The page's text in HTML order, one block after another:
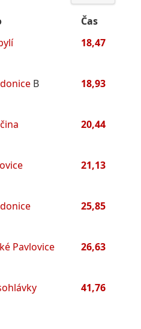
Čas
18,47
B 18,93
20,44
21,13
25,85
Pavlovice 26,63
41,76